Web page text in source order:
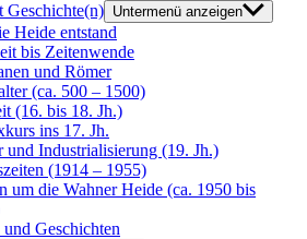
Geschichte(n) Untermenü anzeigen
Heide entstand
bis Zeitenwende
und Römer
(ca. 500 – 1500)
(16. bis 18. Jh.)
ins 17. Jh.
und Industrialisierung (19. Jh.)
(1914 – 1955)
um die Wahner Heide (ca. 1950 bis
und Geschichten